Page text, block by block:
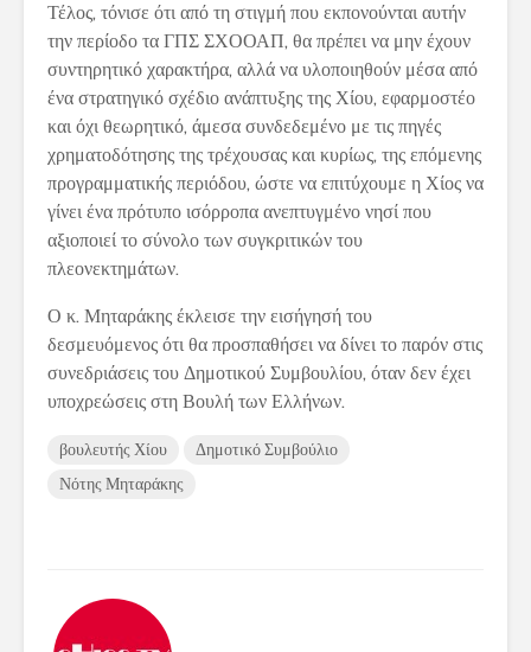
Τέλος, τόνισε ότι από τη στιγμή που εκπονούνται αυτήν
την περίοδο τα ΓΠΣ ΣΧΟΟΑΠ, θα πρέπει να μην έχουν
συντηρητικό χαρακτήρα, αλλά να υλοποιηθούν μέσα από
ένα στρατηγικό σχέδιο ανάπτυξης της Χίου, εφαρμοστέο
και όχι θεωρητικό, άμεσα συνδεδεμένο με τις πηγές
χρηματοδότησης της τρέχουσας και κυρίως, της επόμενης
προγραμματικής περιόδου, ώστε να επιτύχουμε η Χίος να
γίνει ένα πρότυπο ισόρροπα ανεπτυγμένο νησί που
αξιοποιεί το σύνολο των συγκριτικών του
πλεονεκτημάτων.
Ο κ. Μηταράκης έκλεισε την εισήγησή του
δεσμευόμενος ότι θα προσπαθήσει να δίνει το παρόν στις
συνεδριάσεις του Δημοτικού Συμβουλίου, όταν δεν έχει
υποχρεώσεις στη Βουλή των Ελλήνων.
βουλευτής Χίου
Δημοτικό Συμβούλιο
Νότης Μηταράκης